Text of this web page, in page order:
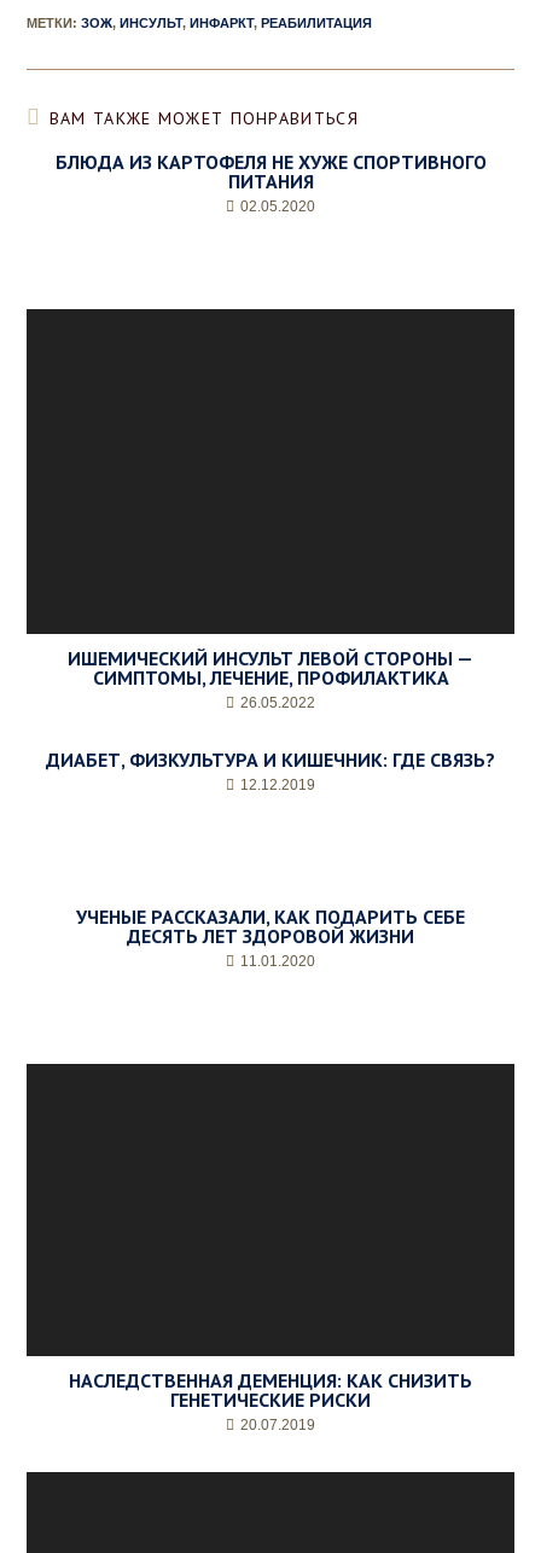
МЕТКИ:ЗОЖ, ИНСУЛЬТ, ИНФАРКТ, РЕАБИЛИТАЦИЯ
ВАМ ТАКЖЕ МОЖЕТ ПОНРАВИТЬСЯ
БЛЮДА ИЗ КАРТОФЕЛЯ НЕ ХУЖЕ СПОРТИВНОГО
ПИТАНИЯ
02.05.2020
ИШЕМИЧЕСКИЙ ИНСУЛЬТ ЛЕВОЙ СТОРОНЫ —
СИМПТОМЫ, ЛЕЧЕНИЕ, ПРОФИЛАКТИКА
26.05.2022
ДИАБЕТ, ФИЗКУЛЬТУРА И КИШЕЧНИК: ГДЕ СВЯЗЬ?
12.12.2019
УЧЕНЫЕ РАССКАЗАЛИ, КАК ПОДАРИТЬ СЕБЕ
ДЕСЯТЬ ЛЕТ ЗДОРОВОЙ ЖИЗНИ
11.01.2020
НАСЛЕДСТВЕННАЯ ДЕМЕНЦИЯ: КАК СНИЗИТЬ
ГЕНЕТИЧЕСКИЕ РИСКИ
20.07.2019